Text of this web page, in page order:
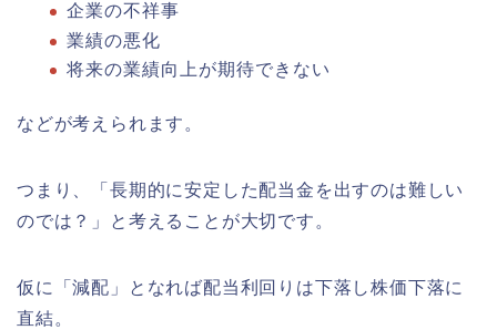
企業の不祥事
業績の悪化
将来の業績向上が期待できない
などが考えられます。
つまり、「長期的に安定した配当金を出すのは難しい
のでは？」と考えることが大切です。
仮に「減配」となれば配当利回りは下落し株価下落に
直結。